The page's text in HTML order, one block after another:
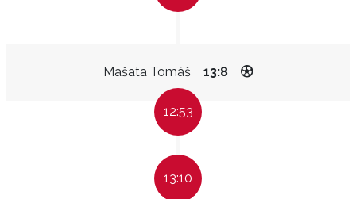
Mašata Tomáš 13:8
12:53
13:10